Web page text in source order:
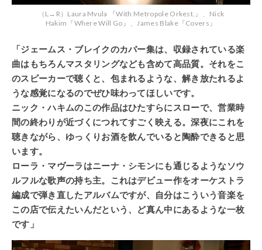
（L→R）Laura Mvula 『With Metropole Orkest.』、Nick
Hakim『Where Will Go』、James Blake『Covers』
「ジェームス・ブレイクのカバー集は、収録されている楽
曲はもちろんマスタリングなども含めて高品質。それをこ
のスピーカーで聴くと、包まれるような、解き放たれるよ
うな感覚になるのでぜひ味わってほしいです。
ニック・ハキムのこの作品はひたすらにスローで、営業時
間の終わりが近づくにつれてすごく映える。深夜にこれを
聴きながら、ゆっくりお酒を飲んでいると陶酔できると思
います。
ローラ・マヴーラはニーナ・シモンにも通じるようなソウ
ルフルな歌声の持ち主。これはデビュー作をオーケストラ
編成で弾き直したアルバムですが、自分はこういう音楽を
この店で伝えたいんだという、ど真ん中にあるような一枚
です」